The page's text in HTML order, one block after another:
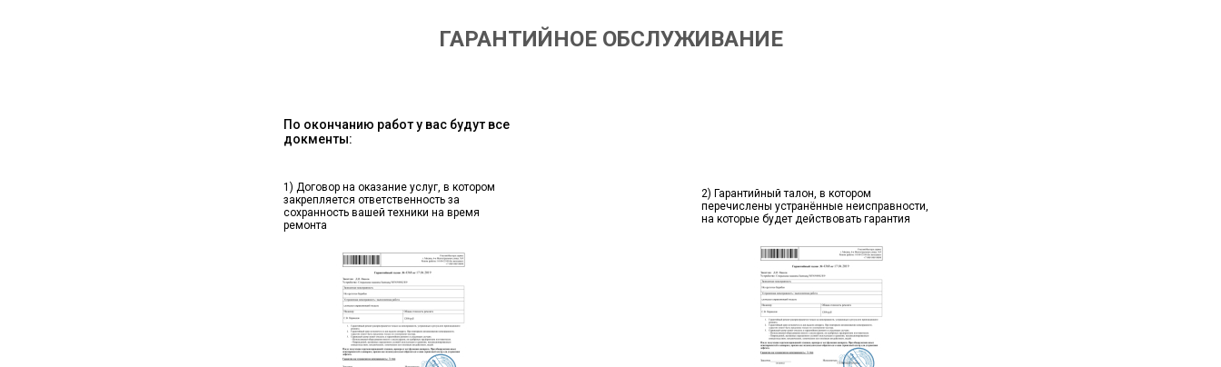
ГАРАНТИЙНОЕ ОБСЛУЖИВАНИЕ
По окончанию работ у вас будут все
докменты:
1) Договор на оказание услуг, в котором
закрепляется ответственность за
сохранность вашей техники на время
ремонта
2) Гарантийный талон, в котором
перечислены устранённые неисправности,
на которые будет действовать гарантия